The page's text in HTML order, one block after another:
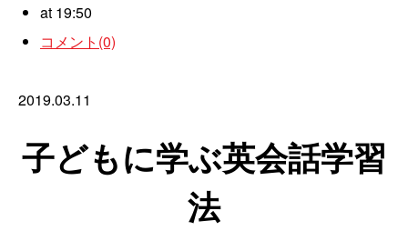
at 19:50
コメント(0)
2019.03.11
子どもに学ぶ英会話学習
法